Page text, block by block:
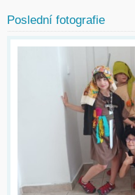
Poslední fotografie